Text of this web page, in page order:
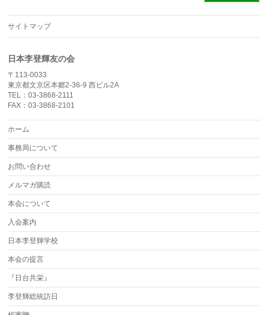
サイトマップ
日本李登輝友の会
〒113-0033
東京都文京区本郷2-36-9 西ビル2A
TEL：03-3868-2111
FAX：03-3868-2101
ホーム
事務局について
お問い合わせ
メルマガ購読
本会について
入会案内
日本李登輝学校
本会の提言
『日台共栄』
李登輝総統訪日